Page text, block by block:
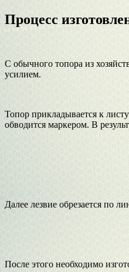
Процесс
С обычного топора из
усилием.
Топор прикладывается к
обводится маркером. В
Далее лезвие обрезается по
После этого необходимо